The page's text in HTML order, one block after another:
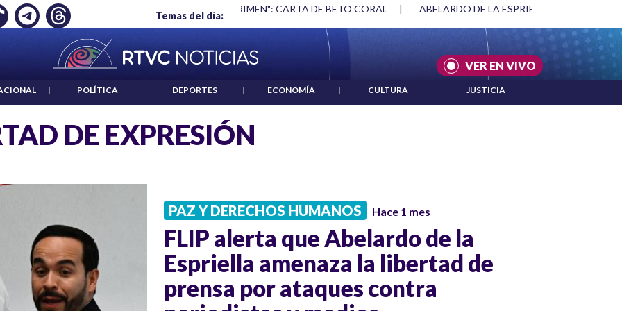
Temas del día:
EMPLEO: JP MORGAN "HABLAR NO ES UN CRIMEN": CARTA DE BETO CORAL | ABELARDO DE LA ESPRIELLA Y DMG
VER EN VIVO
| POLÍTICA | DEPORTES | ECONOMÍA | CULTURA | JUSTICIA
DE EXPRESIÓN
PAZ Y DERECHOS HUMANOS Hace 1 mes
FLIP alerta que Abelardo de la
Espriella amenaza la libertad de
prensa por ataques contra